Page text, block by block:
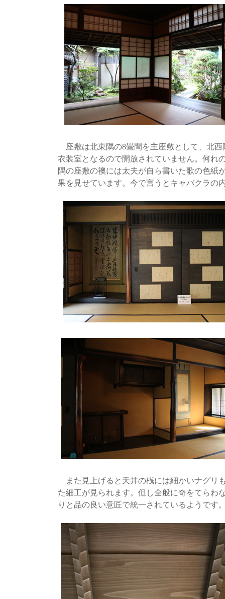
座敷は北東隅の8畳間を主座敷として、北
衣装室となるので開放されていません。何れ
隅の座敷の襖には太夫が自ら書いた歌の色紙
果を見せています。今で言うとキャバクラの
また見上げると天井の桟には細かいナグリ
た細工が見られます。但し全般に奇をてらわ
りと品の良い意匠で統一されているようです